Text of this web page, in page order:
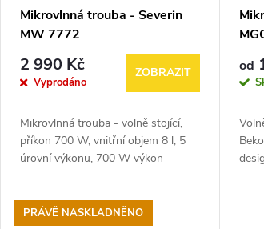
u
Mikrovlnná trouba - Severin
MW 7772
2 990 Kč
Vyprodáno
ZOBRAZIT
Mikrovlnná trouba - volně stojící,
příkon 700 W, vnitřní objem 8 l, 5
úrovní výkonu, 700 W výkon
časovač, v balení...
od
PRÁVĚ NASKLADNĚNO